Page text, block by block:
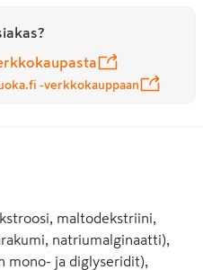
-verkkokauppaan
maltodekstriini,
natriumalginaatti),
mono- ja diglyseridit),